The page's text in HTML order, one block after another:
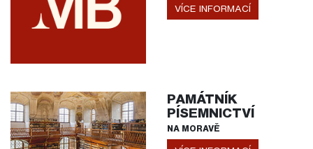
VÍCE INFORMACÍ
PAMÁTNÍK
PÍSEMNICTVÍ
NA MORAVĚ